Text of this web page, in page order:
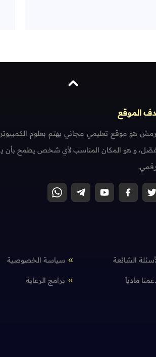
الموقع
هو موقع تعليمي مجاني يهتم بعلوم
و هو المكان المناسب لأي شخص يطمح بأن
الشائعة سياسة الخصوصية
مادياً برامج الرعاية